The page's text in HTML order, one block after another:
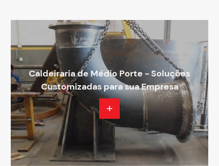
Caldeiraria de Médio Porte - Soluções
Customizadas para sua Empresa